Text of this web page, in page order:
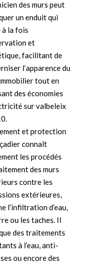
des murs peut
un enduit qui
la fois
et
facilitant de
l’apparence du
tout en
des économies
sur valbeleix
et protection
connaît
les procédés
des murs
contre les
extérieures,
l’infiltration d’eau,
ou les taches. Il
des traitements
à l’eau, anti-
ou encore des